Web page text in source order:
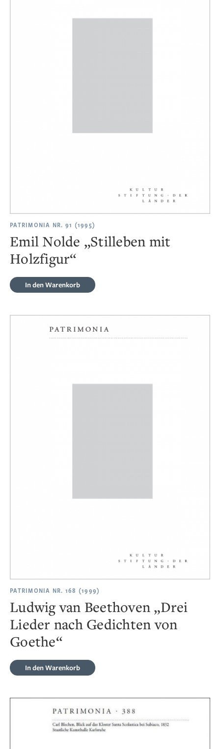
PATRIMONIA NR. 91 (1995)
Emil Nolde „Stilleben mit
Holzfigur“
In den Warenkorb
PATRIMONIA NR. 168 (1999)
Ludwig van Beethoven „Drei
Lieder nach Gedichten von
Goethe“
In den Warenkorb